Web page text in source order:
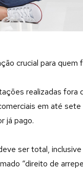
crucial para quem
realizadas fora
em até
já pago.
ser total,
“direito de